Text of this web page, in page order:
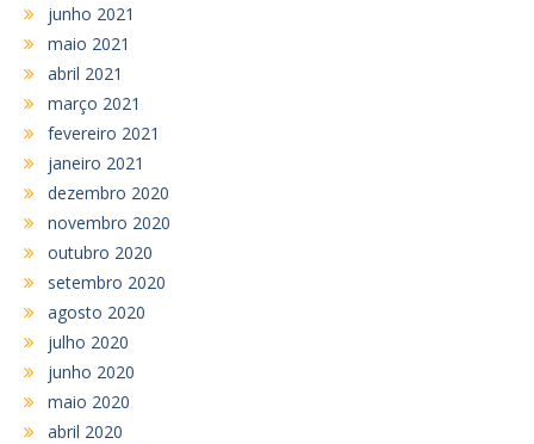
junho 2021
maio 2021
abril 2021
março 2021
fevereiro 2021
janeiro 2021
dezembro 2020
novembro 2020
outubro 2020
setembro 2020
agosto 2020
julho 2020
junho 2020
maio 2020
abril 2020